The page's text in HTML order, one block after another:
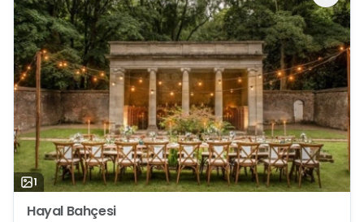
1
Hayal Bahçesi